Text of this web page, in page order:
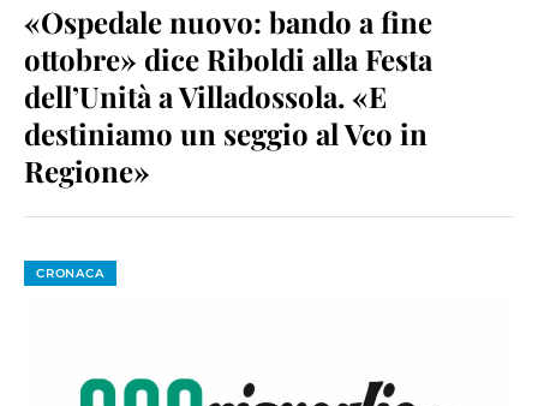
«Ospedale nuovo: bando a fine
ottobre» dice Riboldi alla Festa
dell’Unità a Villadossola. «E
destiniamo un seggio al Vco in
Regione»
CRONACA